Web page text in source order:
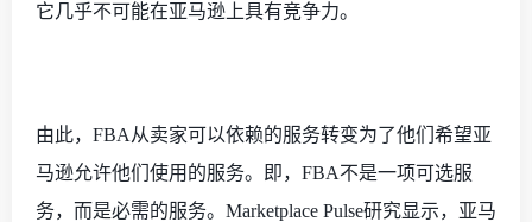
它几乎不可能在亚马逊上具有竞争力。
由此， FBA从卖家可以依赖的服务转变为了他们希望亚
马逊允许他们使用的服务。即，FBA不是一项可选服
务，而是必需的服务。Marketplace Pulse研究显示，亚马